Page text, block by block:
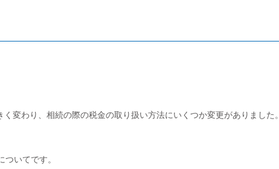
変わり、相続の際の税金の取り扱い方法にいくつか変更がありました。
いてです。